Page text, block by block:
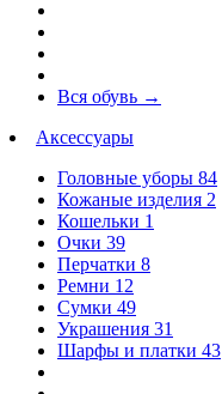
Вся обувь →
Аксессуары
Головные уборы 84
Кожаные изделия 2
Кошельки 1
Очки 39
Перчатки 8
Ремни 12
Сумки 49
Украшения 31
Шарфы и платки 43